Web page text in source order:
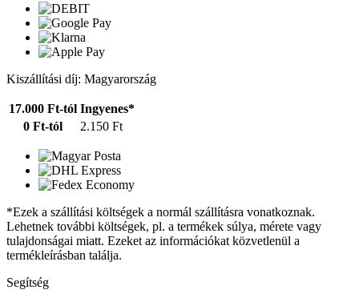
Kiszállítási díj: Magyarország
17.000 Ft-tól Ingyenes*
0 Ft-tól
2.150 Ft
*Ezek a szállítási költségek a normál szállításra vonatkoznak.
Lehetnek további költségek, pl. a termékek súlya, mérete vagy
tulajdonságai miatt. Ezeket az információkat közvetlenül a
termékleírásban találja.
Segítség